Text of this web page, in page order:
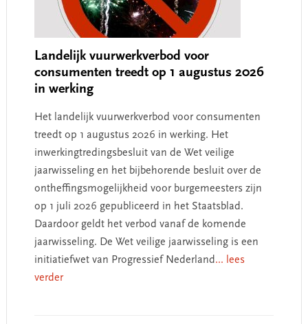
Landelijk vuurwerkverbod voor
consumenten treedt op 1 augustus 2026
in werking
Het landelijk vuurwerkverbod voor consumenten
treedt op 1 augustus 2026 in werking. Het
inwerkingtredingsbesluit van de Wet veilige
jaarwisseling en het bijbehorende besluit over de
ontheffingsmogelijkheid voor burgemeesters zijn
op 1 juli 2026 gepubliceerd in het Staatsblad.
Daardoor geldt het verbod vanaf de komende
jaarwisseling. De Wet veilige jaarwisseling is een
initiatiefwet van Progressief Nederland ... lees
verder